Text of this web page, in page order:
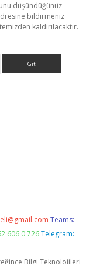
düşündüğünüz
bildirmeniz
kaldırılacaktır.
Teams:
606 0 726 Telegram:
Bilgi Teknolojileri